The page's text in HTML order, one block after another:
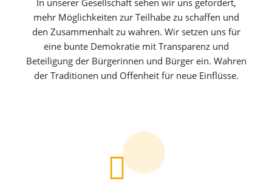
In unserer Gesellschaft sehen wir uns gefordert,
mehr Möglichkeiten zur Teilhabe zu schaffen und
den Zusammenhalt zu wahren. Wir setzen uns für
eine bunte Demokratie mit Transparenz und
Beteiligung der Bürgerinnen und Bürger ein. Wahren
der Traditionen und Offenheit für neue Einflüsse.